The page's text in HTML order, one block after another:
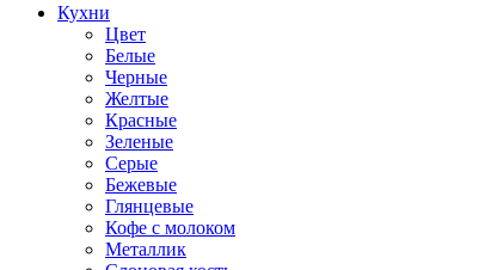
Кухни
Цвет
Белые
Черные
Желтые
Красные
Зеленые
Серые
Бежевые
Глянцевые
Кофе с молоком
Металлик